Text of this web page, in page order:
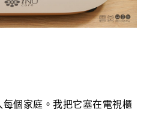
個家庭。我把它塞在電視櫃